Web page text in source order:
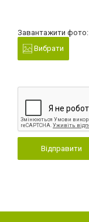
Завантажити фото:
Вибрати
Відправити